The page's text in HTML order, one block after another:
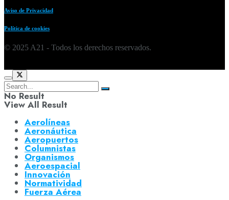
Aviso de Privacidad
Política de cookies
© 2025 A21 - Todos los derechos reservados.
No Result
View All Result
Aerolíneas
Aeronáutica
Aeropuertos
Columnistas
Organismos
Aeroespacial
Innovación
Normatividad
Fuerza Aérea